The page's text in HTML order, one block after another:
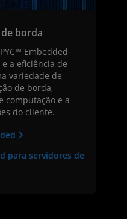
borda
Embedded
a eficiência de
variedade de
de borda,
computação e a
do cliente.
para servidores de